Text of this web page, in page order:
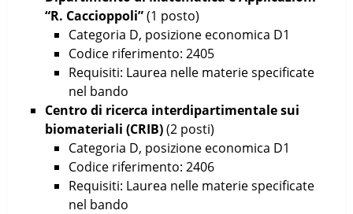
“R. Caccioppoli”(1 posto)
Categoria D, posizione economica D1
Codice riferimento: 2405
Requisiti: Laurea nelle materie specificate
nel bando
Centro di ricerca interdipartimentale sui
biomateriali (CRIB)(2 posti)
Categoria D, posizione economica D1
Codice riferimento: 2406
Requisiti: Laurea nelle materie specificate
nel bando